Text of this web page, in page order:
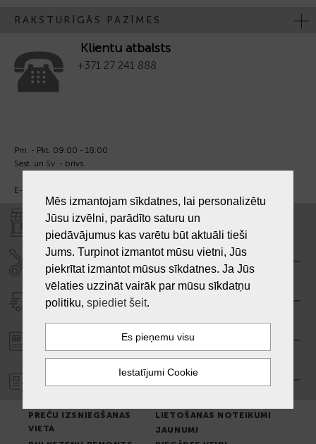
RAKSTURĪGĀS PAZĪMES
Klientu atbalsts
+371 27 241 888
Pm. - Pkt. 09:00 - 18:00
Sest. un Sv. - brīvs.
E-pasts:
VEIKALI "LAIKS"
SERVISA CENTRS "LAIKS"
PIEGĀDE
PASŪTĪJUMA APMAKSA
GARANTIJA
PREČU IZSNIEGŠANAS
VIETA
LIETOŠANAS NOTEIKUMI
JAUNUMI
Mēs izmantojam sīkdatnes, lai personalizētu
Jūsu izvēlni, parādīto saturu un
piedāvājumus kas varētu būt aktuāli tieši
Jums. Turpinot izmantot mūsu vietni, Jūs
piekrītat izmantot mūsus sīkdatnes. Ja Jūs
vēlaties uzzināt vairāk par mūsu sīkdatņu
politiku, spiediet šeit.